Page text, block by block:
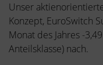
Unser
Konzept, EuroSwitch
Monat des Jahres -
Anteilsklasse) nach.